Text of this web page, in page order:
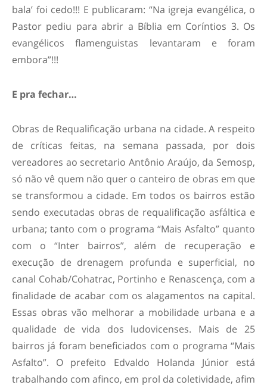
bala’ foi cedo!!! E publicaram: “Na igreja evangélica, o
Pastor pediu para abrir a Bíblia em Coríntios 3. Os
evangélicos flamenguistas levantaram e foram
embora”!!!
E pra fechar…
Obras de Requalificação urbana na cidade. A respeito
de críticas feitas, na semana passada, por dois
vereadores ao secretario Antônio Araújo, da Semosp,
só não vê quem não quer o canteiro de obras em que
se transformou a cidade. Em todos os bairros estão
sendo executadas obras de requalificação asfáltica e
urbana; tanto com o programa “Mais Asfalto” quanto
com o “Inter bairros”, além de recuperação e
execução de drenagem profunda e superficial, no
canal Cohab/Cohatrac, Portinho e Renascença, com a
finalidade de acabar com os alagamentos na capital.
Essas obras vão melhorar a mobilidade urbana e a
qualidade de vida dos ludovicenses. Mais de 25
bairros já foram beneficiados com o programa “Mais
Asfalto”. O prefeito Edvaldo Holanda Júnior está
trabalhando com afinco, em prol da coletividade, afim